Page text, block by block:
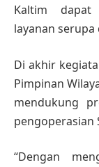
Kaltim dapat
layanan serupa
Di akhir
Pimpinan
mendukung
pengoperasian
“Dengan